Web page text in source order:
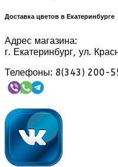
Доставка цветов в Екатеринбурге
Адрес магазина:
г. Екатеринбург, ул.
Телефоны: 8(343) 200-